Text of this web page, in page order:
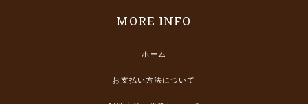
MORE INFO
ホーム
お支払い方法について